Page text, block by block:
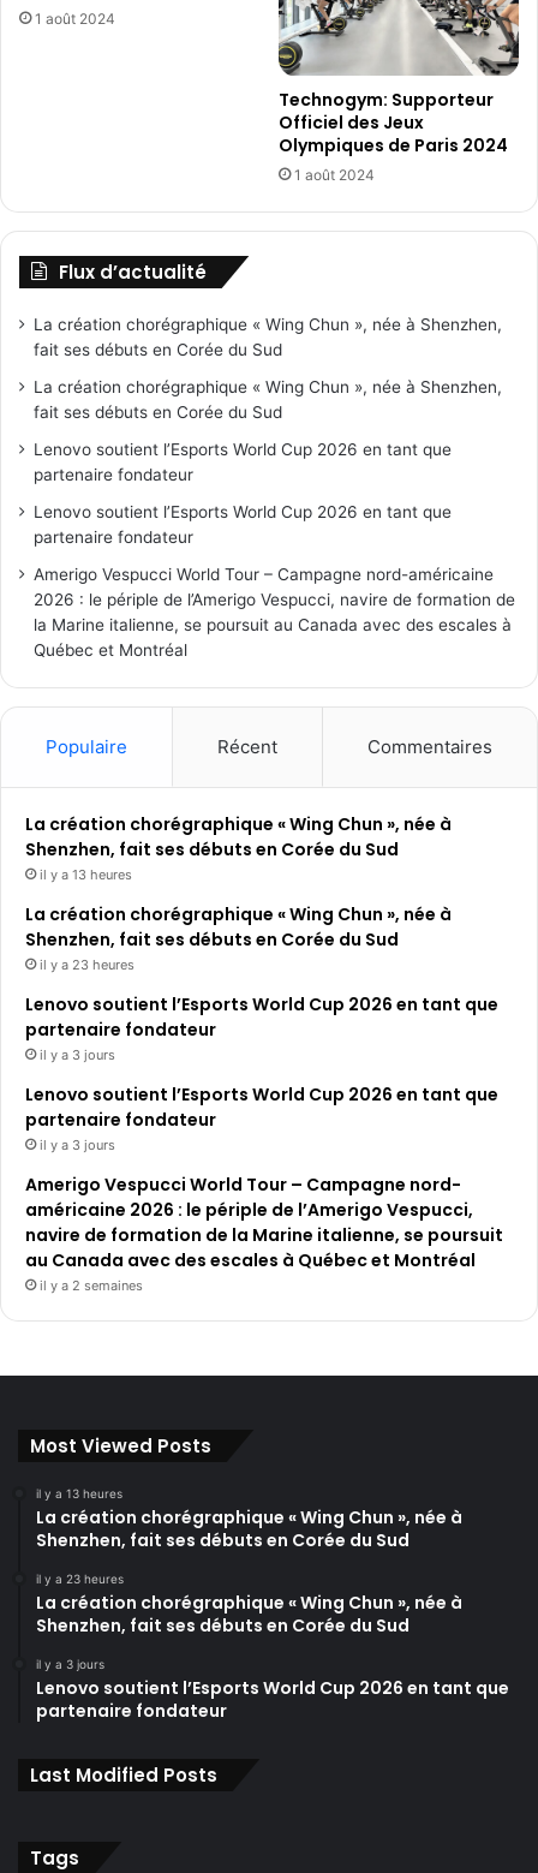
1 août 2024
Technogym: Supporteur
Officiel des Jeux
Olympiques de Paris 2024
1 août 2024
Flux d’actualité
La création chorégraphique « Wing Chun », née à Shenzhen,
fait ses débuts en Corée du Sud
La création chorégraphique « Wing Chun », née à Shenzhen,
fait ses débuts en Corée du Sud
Lenovo soutient l’Esports World Cup 2026 en tant que
partenaire fondateur
Lenovo soutient l’Esports World Cup 2026 en tant que
partenaire fondateur
Amerigo Vespucci World Tour – Campagne nord-américaine
2026 : le périple de l’Amerigo Vespucci, navire de formation de
la Marine italienne, se poursuit au Canada avec des escales à
Québec et Montréal
Populaire Récent Commentaires
La création chorégraphique « Wing Chun », née à
Shenzhen, fait ses débuts en Corée du Sud
il y a 13 heures
La création chorégraphique « Wing Chun », née à
Shenzhen, fait ses débuts en Corée du Sud
il y a 23 heures
Lenovo soutient l’Esports World Cup 2026 en tant que
partenaire fondateur
il y a 3 jours
Lenovo soutient l’Esports World Cup 2026 en tant que
partenaire fondateur
il y a 3 jours
Amerigo Vespucci World Tour – Campagne nord-
américaine 2026 : le périple de l’Amerigo Vespucci,
navire de formation de la Marine italienne, se poursuit
au Canada avec des escales à Québec et Montréal
il y a 2 semaines
Most Viewed Posts
il y a 13 heures
La création chorégraphique « Wing Chun », née à
Shenzhen, fait ses débuts en Corée du Sud
il y a 23 heures
La création chorégraphique « Wing Chun », née à
Shenzhen, fait ses débuts en Corée du Sud
il y a 3 jours
Lenovo soutient l’Esports World Cup 2026 en tant que
partenaire fondateur
Last Modified Posts
Tags